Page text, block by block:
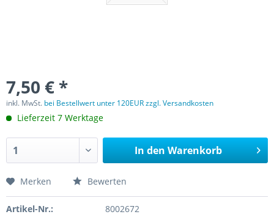
7,50 € *
inkl. MwSt. bei Bestellwert unter 120EUR zzgl. Versandkosten
Lieferzeit 7 Werktage
In den Warenkorb
Merken Bewerten
Artikel-Nr.:
8002672